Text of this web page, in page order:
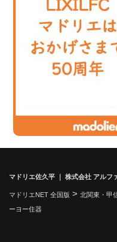
マドリエ佐久平 ｜ 株式会社 アルフ
マドリエNET 全国版 > 北関東・甲
ーヨー住器